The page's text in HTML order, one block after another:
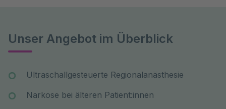
Unser Angebot im Überblick
Ultraschallgesteuerte Regionalanästhesie
Narkose bei älteren Patient:innen